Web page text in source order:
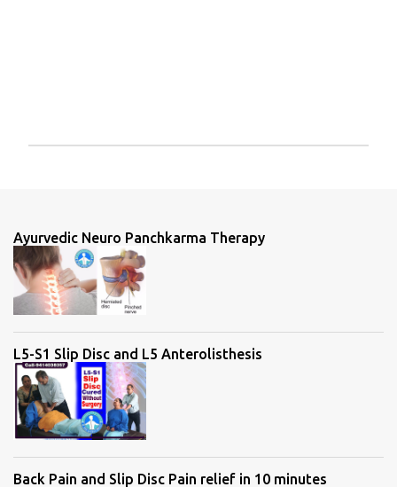
a
C
o
m
e
n
Ayurvedic Neuro Panchkarma Therapy
L5-S1 Slip Disc and L5 Anterolisthesis
Back Pain and Slip Disc Pain relief in 10 minutes